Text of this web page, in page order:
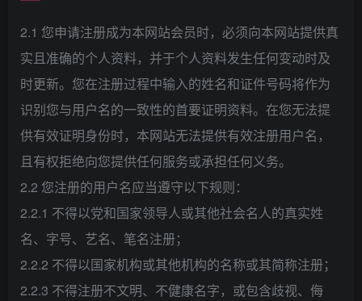
2.1 您申请注册成为本网站会员时，必须向本网站提供真
实且准确的个人资料，并于个人资料发生任何变动时及
时更新。您在注册过程中输入的姓名和证件号码将作为
识别您与用户名的一致性的首要证明资料。在您无法提
供有效证明身份时，本网站无法提供有效注册用户名，
且有权拒绝向您提供任何服务或承担任何义务。
2.2 您注册的用户名应当遵守以下规则：
2.2.1 不得以党和国家领导人或其他社会名人的真实姓
名、字号、艺名、笔名注册；
2.2.2 不得以国家机构或其他机构的名称或其简称注册；
2.2.3 不得注册不文明、不健康名字，或包含歧视、侮